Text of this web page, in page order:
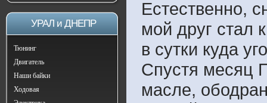
УРАЛ и ДНЕПР
Тюнинг
Двигатель
Наши байки
Ходовая
Естественно,
мой друг стал
в сутки куда
Спустя месяц
масле,